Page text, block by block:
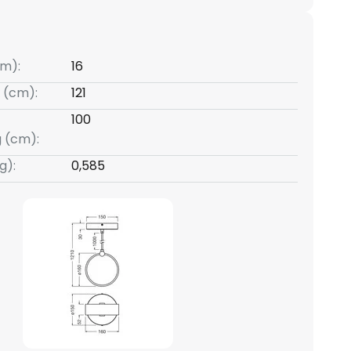
16
(cm):
121
(cm):
100
0,585